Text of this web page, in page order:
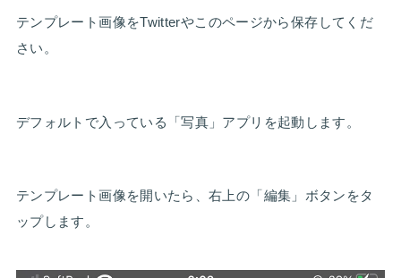
テンプレート画像をTwitterやこのページから保存してくだ
さい。
デフォルトで入っている「写真」アプリを起動します。
テンプレート画像を開いたら、右上の「編集」ボタンをタ
ップします。